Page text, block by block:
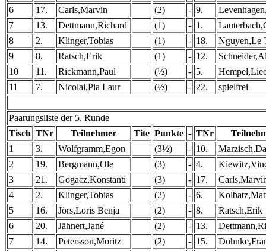
6
17. Carls,Marvin (2) - 9.
7
13. Dettmann,Richard (1) - 1.
8
2. Klinger,Tobias (1) - 18.
Nguyen,Le
9
8. Ratsch,Erik (1) - 12.
10
11. Rickmann,Paul (½) - 5.
11
7. Nicolai,Pia Laur (½) - 22. spielfrei
Paarungsliste der 5. Runde
Tisch TNr Teilnehmer Tite Punkte - TNr
1
3. Wolfgramm,Egon (3½) - 10.
2
19. Bergmann,Ole (3) - 4.
3
21. Gogacz,Konstanti (3) - 17.
4
2. Klinger,Tobias (2) - 6.
5
16. Jörs,Loris Benja (2) - 8.
Ratsch,Erik
6
20. Jähnert,Jané (2) - 13.
7
14. Petersson,Moritz (2) - 15.